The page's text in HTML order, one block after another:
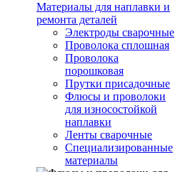
Материалы для наплавки и
ремонта деталей
Электроды сварочные
Проволока сплошная
Проволока
порошковая
Прутки присадочные
Флюсы и проволоки
для износостойкой
наплавки
Ленты сварочные
Специализированные
материалы